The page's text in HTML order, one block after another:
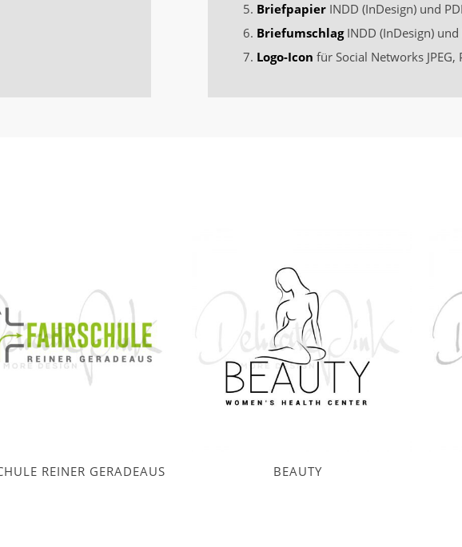
BriefpapierINDD (InDesign) und
BriefumschlagINDD (InDesign) und
Logo-Icon für Social Networks JPEG,
REINER GERADEAUS BEAUTY